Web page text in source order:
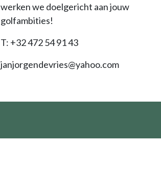
werken we doelgericht aan jouw
golfambities!
T: +32 472 54 91 43
janjorgendevries@yahoo.com